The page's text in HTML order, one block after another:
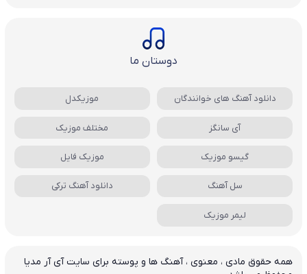
دوستان ما
دانلود آهنگ های خوانندگان موزیکدل
آی سانگز مختلف موزیک
گیسو موزیک موزیک فایل
سل آهنگ دانلود آهنگ ترکی
لیمر موزیک
همه حقوق مادی ، معنوی ، آهنگ ها و پوسته برای سایت آی آر مدیا